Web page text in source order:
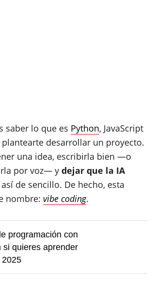
saber lo que es Python, JavaScript
plantearte desarrollar un proyecto.
una idea, escribirla bien —o
por voz— y dejar que la IA
así de sencillo. De hecho, esta
nombre: vibe coding.
programación con
si quieres aprender